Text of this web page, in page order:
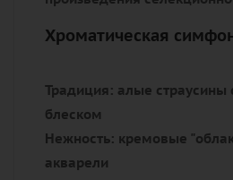
Хроматическая
Традиция: алые страусины
блеском
Нежность: кремовые
акварели